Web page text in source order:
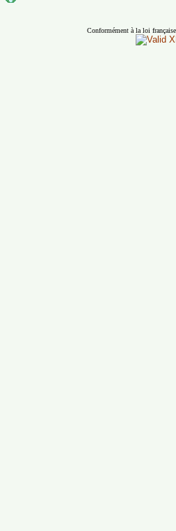
Conformément à la loi